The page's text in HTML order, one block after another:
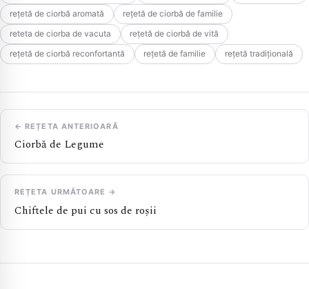
rețetă de ciorbă aromată
rețetă de ciorbă de familie
reteta de ciorba de vacuta
rețetă de ciorbă de vită
rețetă de ciorbă reconfortantă
rețetă de familie rețetă tradițională
← REȚETA ANTERIOARĂ
Ciorbă de Legume
REȚETA URMĂTOARE →
Chiftele de pui cu sos de roșii